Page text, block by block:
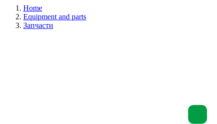
Home
Equipment and parts
Запчасти